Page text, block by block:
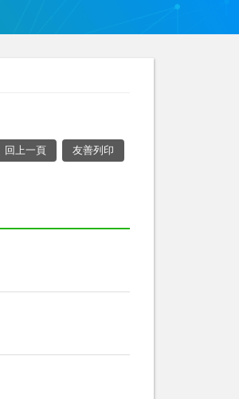
回上一頁 友善列印